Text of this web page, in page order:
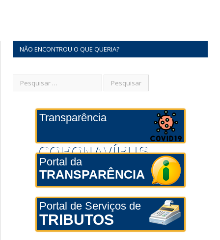
NÃO ENCONTROU O QUE QUERIA?
Transparência
CORONAVÍRUS
Portal da
TRANSPARÊNCIA
Portal de Serviços de
TRIBUTOS